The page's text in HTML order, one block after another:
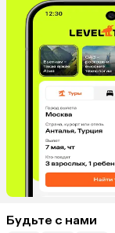
Будьте с нами